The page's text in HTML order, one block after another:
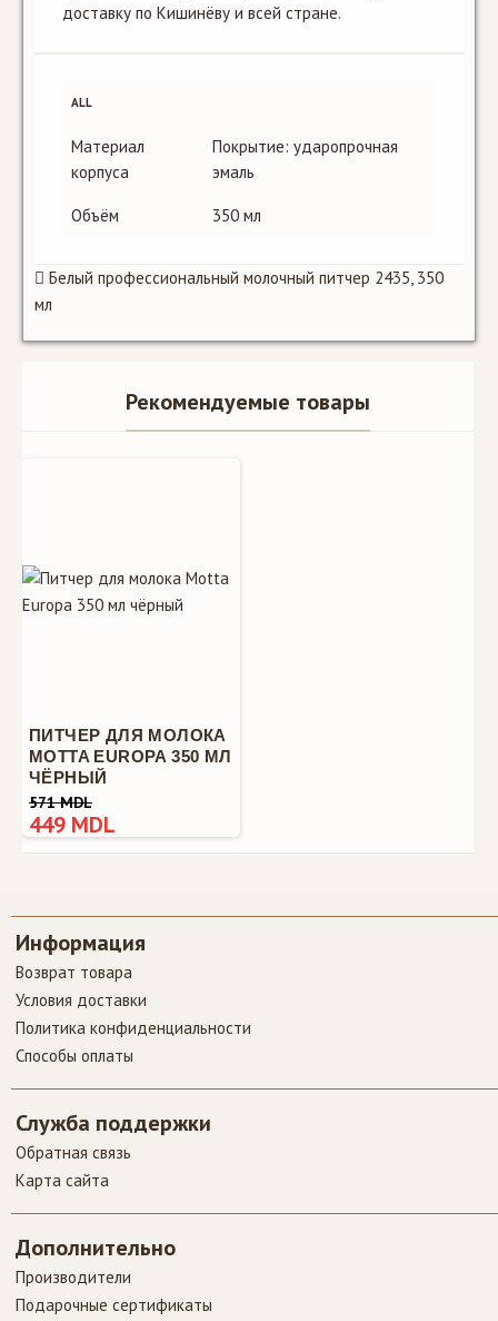
доставку по Кишинёву и всей стране.
ALL
Материал
корпуса
Покрытие: ударопрочная
эмаль
Объём 350 мл
Белый профессиональный молочный питчер 2435, 350
мл
Рекомендуемые товары
ПИТЧЕР ДЛЯ МОЛОКА
MOTTA EUROPA 350 МЛ
ЧЁРНЫЙ
571 MDL
449 MDL
Информация
Возврат товара
Условия доставки
Политика конфиденциальности
Способы оплаты
Служба поддержки
Обратная связь
Карта сайта
Дополнительно
Производители
Подарочные сертификаты